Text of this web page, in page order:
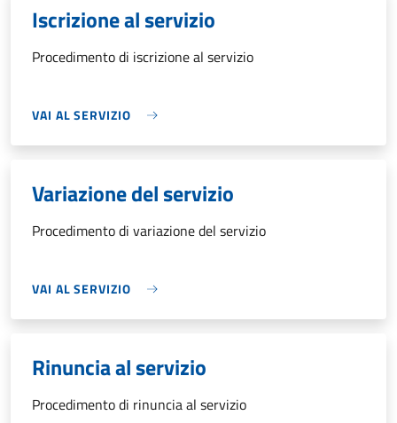
Iscrizione al servizio
Procedimento di iscrizione al servizio
VAI AL SERVIZIO
Variazione del servizio
Procedimento di variazione del servizio
VAI AL SERVIZIO
Rinuncia al servizio
Procedimento di rinuncia al servizio